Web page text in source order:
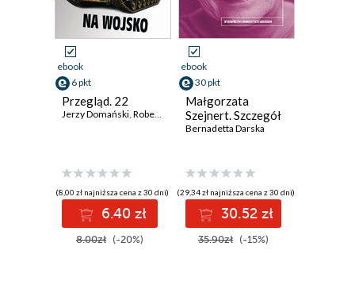
ebook
6 pkt
Przegląd. 22
Jerzy Domański, Robert Walenciak ,Kornel Wawrzyniak
(8,00 zł najniższa cena z 30 dni)
6.40 zł
8.00zł (-20%)
ebook
30 pkt
Małgorzata
Szejnert. Szczegół
Bernadetta Darska
(29,34 zł najniższa cena z 30 dni)
30.52 zł
35.90zł (-15%)